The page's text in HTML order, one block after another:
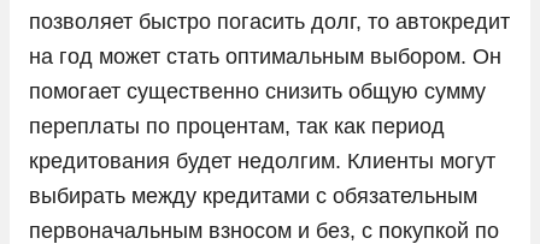
Peugeot
Porsche
Ram
Skoda
позволяет быстро погасить долг, то автокредит
на год может стать оптимальным выбором. Он
помогает существенно снизить общую сумму
переплаты по процентам, так как период
кредитования будет недолгим. Клиенты могут
выбирать между кредитами с обязательным
первоначальным взносом и без, с покупкой по